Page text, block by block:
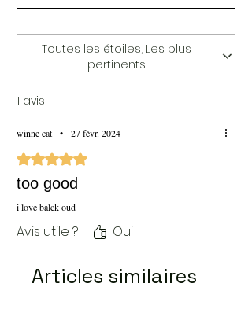
Toutes les étoiles, Les plus
pertinents
1 avis
winne cat • 27 févr. 2024
Noté 5 sur 5.
too good
i love balck oud
Avis utile ? Oui
Articles similaires